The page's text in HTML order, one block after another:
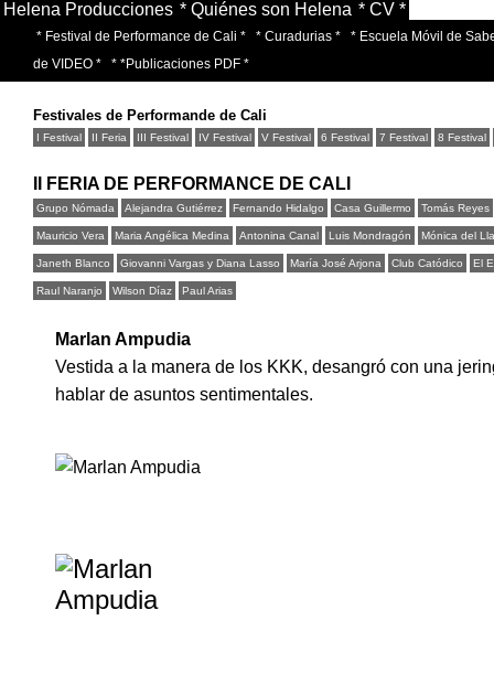
Helena Producciones * Quiénes son Helena * CV *
* Festival de Performance de Cali * * Curadurias *
* Escuela Móvil de
de VIDEO *
* *Publicaciones PDF *
Festivales de Performande de Cali
I Festival II Feria III Festival IV Festival V Festival 6 Festival 7 Festival 8 Festival
II FERIA DE PERFORMANCE DE CALI
Grupo Nómada Alejandra Gutiérrez Fernando Hidalgo Casa Guillermo Tomás Reyes
Mauricio Vera Maria Angélica Medina Antonina Canal Luis Mondragón Mónica del
Janeth Blanco Giovanni Vargas y Diana Lasso María José Arjona Club Catódico El
Raul Naranjo Wilson Díaz Paul Arias
Marlan Ampudia
Vestida a la manera de los KKK, desangró con una
hablar de asuntos sentimentales.